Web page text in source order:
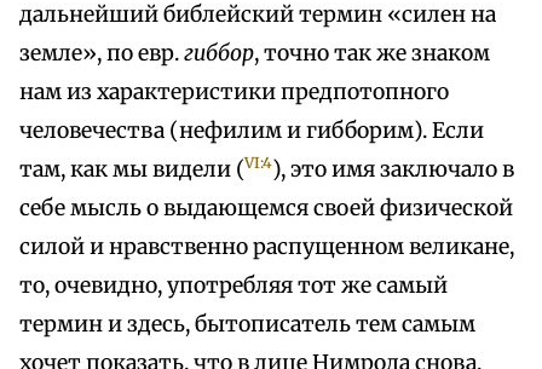
дальнейший библейский термин «силен на
земле», по евр.гиббор, точно так же знаком
нам из характеристики предпотопного
человечества (нефилим и гибборим). Если
там, как мы видели (VI:4), это имя заключало в
себе мысль о выдающемся своей физической
силой и нравственно распущенном великане,
то, очевидно, употребляя тот же самый
термин и здесь, бытописатель тем самым
хочет показать, что в лице Нимрода снова,